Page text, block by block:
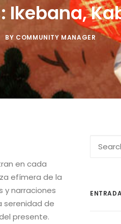
Ikebana,
BY COMMUNITY MANAGER
en cada
efímera de la
y narraciones
serenidad de
presente.